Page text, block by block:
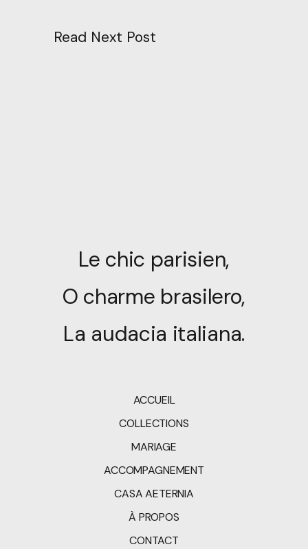
Read Next Post
Le chic parisien,
O charme brasilero,
La audacia italiana.
ACCUEIL
COLLECTIONS
MARIAGE
ACCOMPAGNEMENT
CASA AETERNIA
À PROPOS
CONTACT